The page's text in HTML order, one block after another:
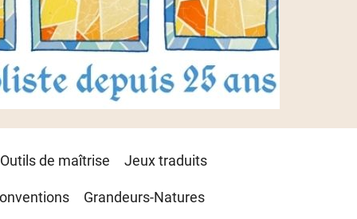
Outils de maîtrise Jeux traduits
Grandeurs-Natures